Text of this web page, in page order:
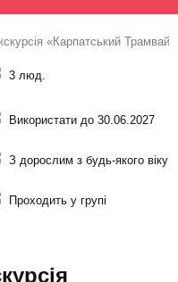
«Карпатський
3 люд.
Використати до 30.06.2027
З дорослим з будь-якого віку
Проходить у групі